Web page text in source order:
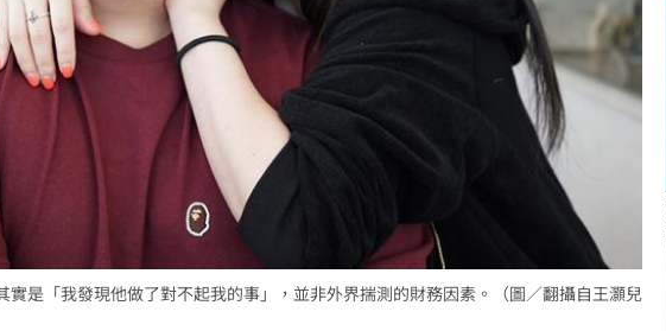
實是「我發現他做了對不起我的事」，並非外界揣測的財務因素。（圖／翻攝自王灝兒